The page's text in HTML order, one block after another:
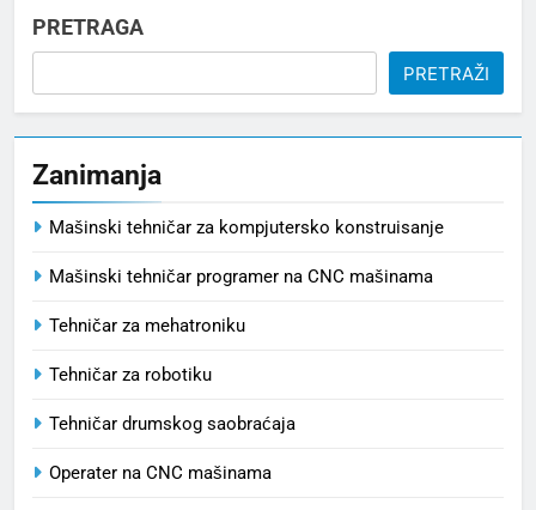
PRETRAGA
PRETRAŽI
Zanimanja
Mašinski tehničar za kompjutersko konstruisanje
Mašinski tehničar programer na CNC mašinama
Tehničar za mehatroniku
Tehničar za robotiku
Tehničar drumskog saobraćaja
Operater na CNC mašinama